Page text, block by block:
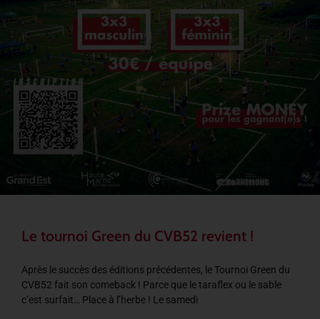
Le tournoi Green du CVB52 revient !
Après le succès des éditions précédentes, le Tournoi Green du
CVB52 fait son comeback ! Parce que le taraflex ou le sable
c’est surfait… Place à l’herbe ! Le samedi